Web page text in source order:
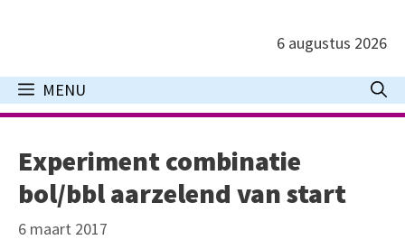
inhoud
6 augustus 2026
MENU
Experiment combinatie
bol/bbl aarzelend van start
6 maart 2017